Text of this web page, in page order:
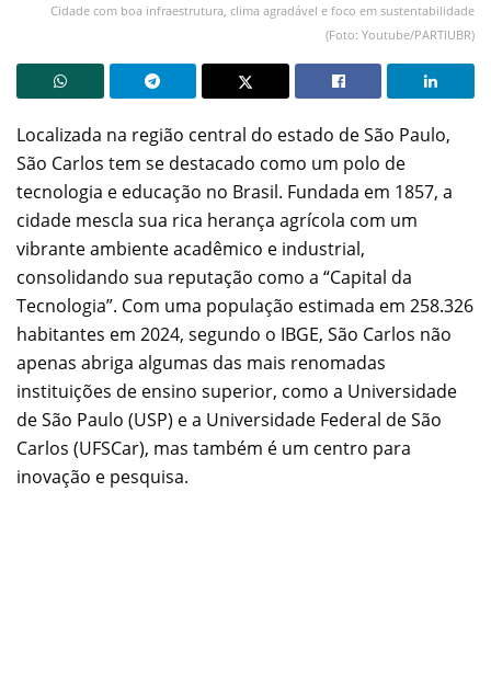
Cidade com boa infraestrutura, clima agradável e foco em sustentabilidade
(Foto: Youtube/PARTIUBR)
Localizada na região central do estado de São Paulo,
São Carlos tem se destacado como um polo de
tecnologia e educação no Brasil. Fundada em 1857, a
cidade mescla sua rica herança agrícola com um
vibrante ambiente acadêmico e industrial,
consolidando sua reputação como a “Capital da
Tecnologia”. Com uma população estimada em 258.326
habitantes em 2024, segundo o IBGE, São Carlos não
apenas abriga algumas das mais renomadas
instituições de ensino superior, como a Universidade
de São Paulo (USP) e a Universidade Federal de São
Carlos (UFSCar), mas também é um centro para
inovação e pesquisa.